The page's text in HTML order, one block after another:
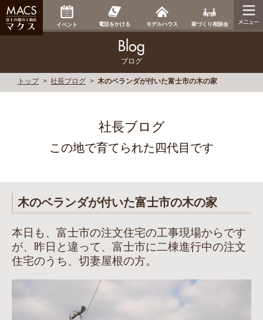
イベント 電話をかける モデルハウス 家づくり相談会
ブログ
トップ 社長ブログ 木のベランダが付いた富士市の木の家
社長ブログ
この地で育てられた四代目です
木のベランダが付いた富士市の木の家
本日も、富士市の注文住宅の工事現場からです
が、昨日と違って、富士市に二棟進行中の注文
住宅のうち、切妻屋根の方。